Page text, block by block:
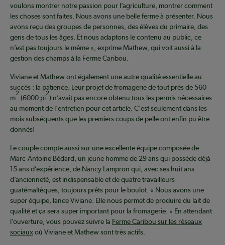
voulons montrer notre passion pour l’agriculture, montrer comment
les choses sont faites. Nous avons une belle ferme à présenter. Nous
avons reçu des groupes de personnes, des élèves du primaire, des
gens de tous les âges. Et nous adaptons le contenu au public, ce
n’est pas toujours le même », exprime Mathew, qui voit aussi à la
gestion des champs à la Ferme Caribou.
Viviane et Mathew ont également une autre qualité essentielle au
succès : la patience. Leur projet de fromagerie de tout près de 560
m
2
(6000 pi
2
) n’avait pas encore obtenu tous les permis nécessaires
au moment de l'entretien pour cet article. C'est seulement dans les
mois subséquents que les premiers coups de pelle ont enfin pu être
donnés!
Le couple compte aussi sur une excellente équipe composée de
Marc-Antoine Bédard, un jeune homme de 29 ans qui possède déjà
15 ans d’expérience, de Nancy Lampron qui, avec ses huit ans
d’ancienneté, est indispensable et de quatre travailleurs
guatémaltèques, toujours prêts pour le boulot. « Nous avons une
super équipe, lance Viviane. Elle nous permet de produire du lait de
qualité et ça sera super important pour la fromagerie. » En attendant
l’ouverture, vous pouvez suivre la Ferme Caribou sur les réseaux
sociauxoù Viviane et Mathew sont très actifs.